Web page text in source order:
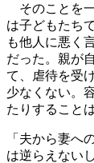
そのことを
は子どもたち
も他人に悪く
だった。親が
て、虐待を受
少なくない。
たりすること
「夫から妻へ
は逆らえない